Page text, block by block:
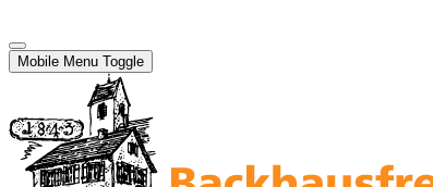
Mobile Menu Toggle